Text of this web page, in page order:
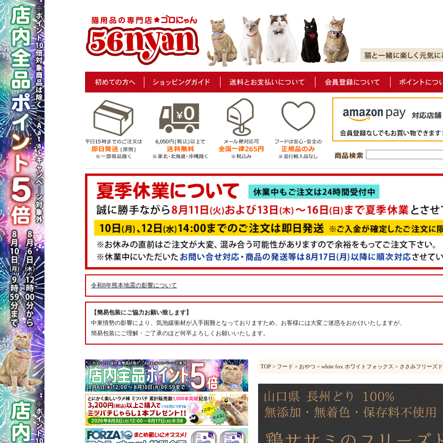
令和8年熊本地震の影響について
【簡易包装にご協力お願い致します】
中東情勢の影響により、気泡緩衝材が入手困難となっておりますため、お客様には大変ご迷惑をおかけいたしますが、
簡易包装にご理解・ご了承のほど何卒よろしくお願いいたします。
TOP > フード > おやつ > white fox ホワイトフォックス > ささみフリーズ